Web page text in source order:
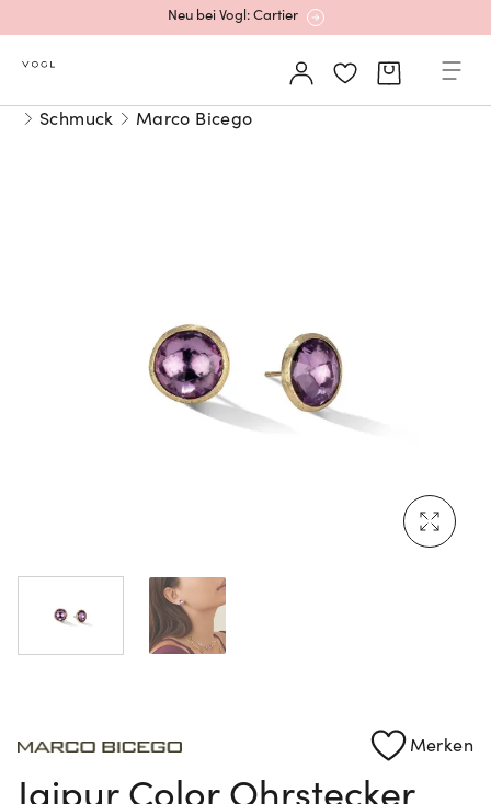
Mehr erfahren: Ikonische Uhren von Cartier
Rolex Certified Pre-Owned entdecken
Mehr erfahren: Ikonische Uhren von Cartier
Schmuck Marco Bicego
Merken